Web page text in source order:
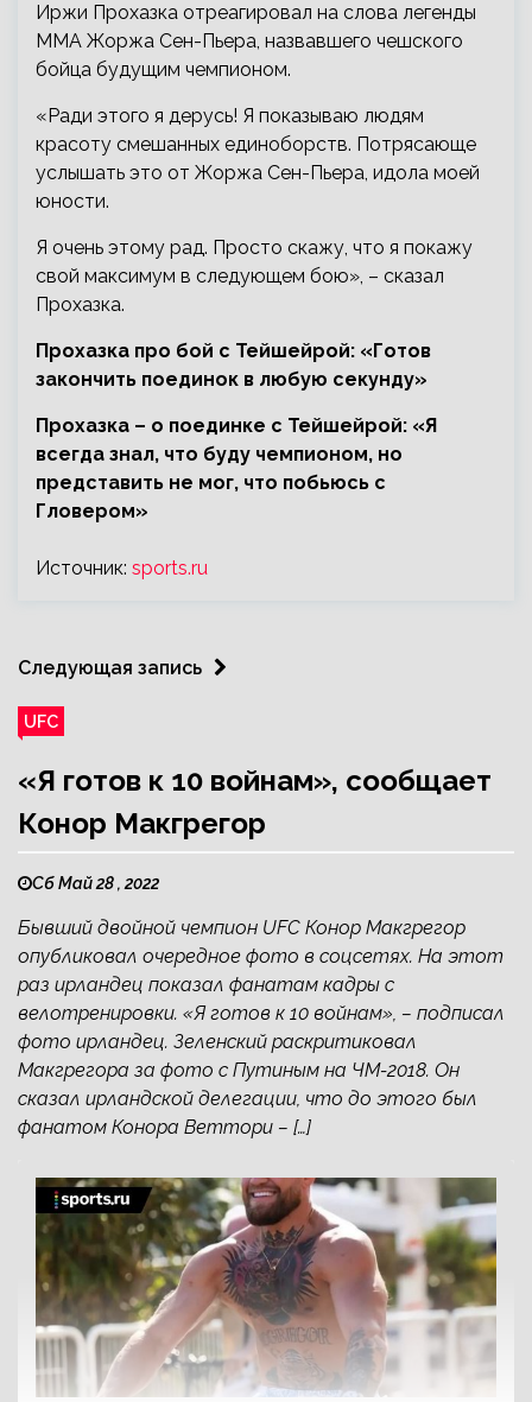
Иржи Прохазка отреагировал на слова легенды
ММА Жоржа Сен-Пьера, назвавшего чешского
бойца будущим чемпионом.
«Ради этого я дерусь! Я показываю людям
красоту смешанных единоборств. Потрясающе
услышать это от Жоржа Сен-Пьера, идола моей
юности.
Я очень этому рад. Просто скажу, что я покажу
свой максимум в следующем бою», – сказал
Прохазка.
Прохазка про бой с Тейшейрой: «Готов
закончить поединок в любую секунду»
Прохазка – о поединке с Тейшейрой: «Я
всегда знал, что буду чемпионом, но
представить не мог, что побьюсь с
Гловером»
Источник: sports.ru
Следующая запись
UFC
«Я готов к 10 войнам», сообщает
Конор Макгрегор
Сб Май 28 , 2022
Бывший двойной чемпион UFC Конор Макгрегор
опубликовал очередное фото в соцсетях. На этот
раз ирландец показал фанатам кадры с
велотренировки. «Я готов к 10 войнам», – подписал
фото ирландец. Зеленский раскритиковал
Макгрегора за фото с Путиным на ЧМ-2018. Он
сказал ирландской делегации, что до этого был
фанатом Конора Веттори – […]